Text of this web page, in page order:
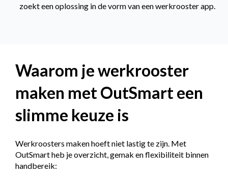
zoekt een oplossing in de vorm van een werkrooster app.
Waarom je werkrooster
maken met OutSmart een
slimme keuze is
Werkroosters maken hoeft niet lastig te zijn. Met
OutSmart heb je overzicht, gemak en flexibiliteit binnen
handbereik: